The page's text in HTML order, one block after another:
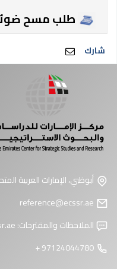
طلب مسح
شارك
أبوظبي، الإمارات العربية
الملاحظات والمقترحات: